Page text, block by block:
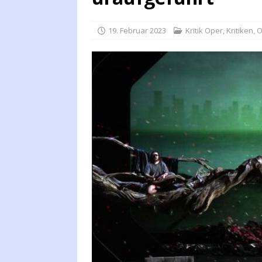
19. Februar 2023 Kritik Oper, Kritiken,